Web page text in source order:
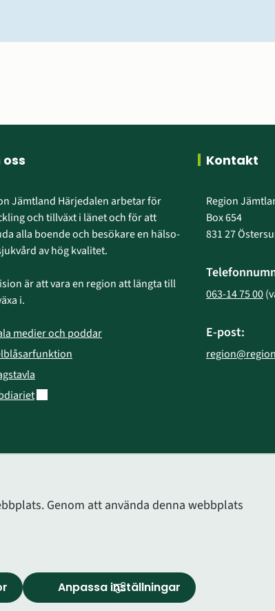
Genom att använda denna webbplats
Anpassa inställningar
oss
Jämtland Härjedalen arbetar för
och tillväxt i länet och för att
alla boende och besökare en hälso-
av hög kvalitet.
är att vara en region att längta till
i.
medier och poddar
Länk till annan webbplats.
Kontakt
Region
Box 654
831 27
063-14 75 00
E-post: